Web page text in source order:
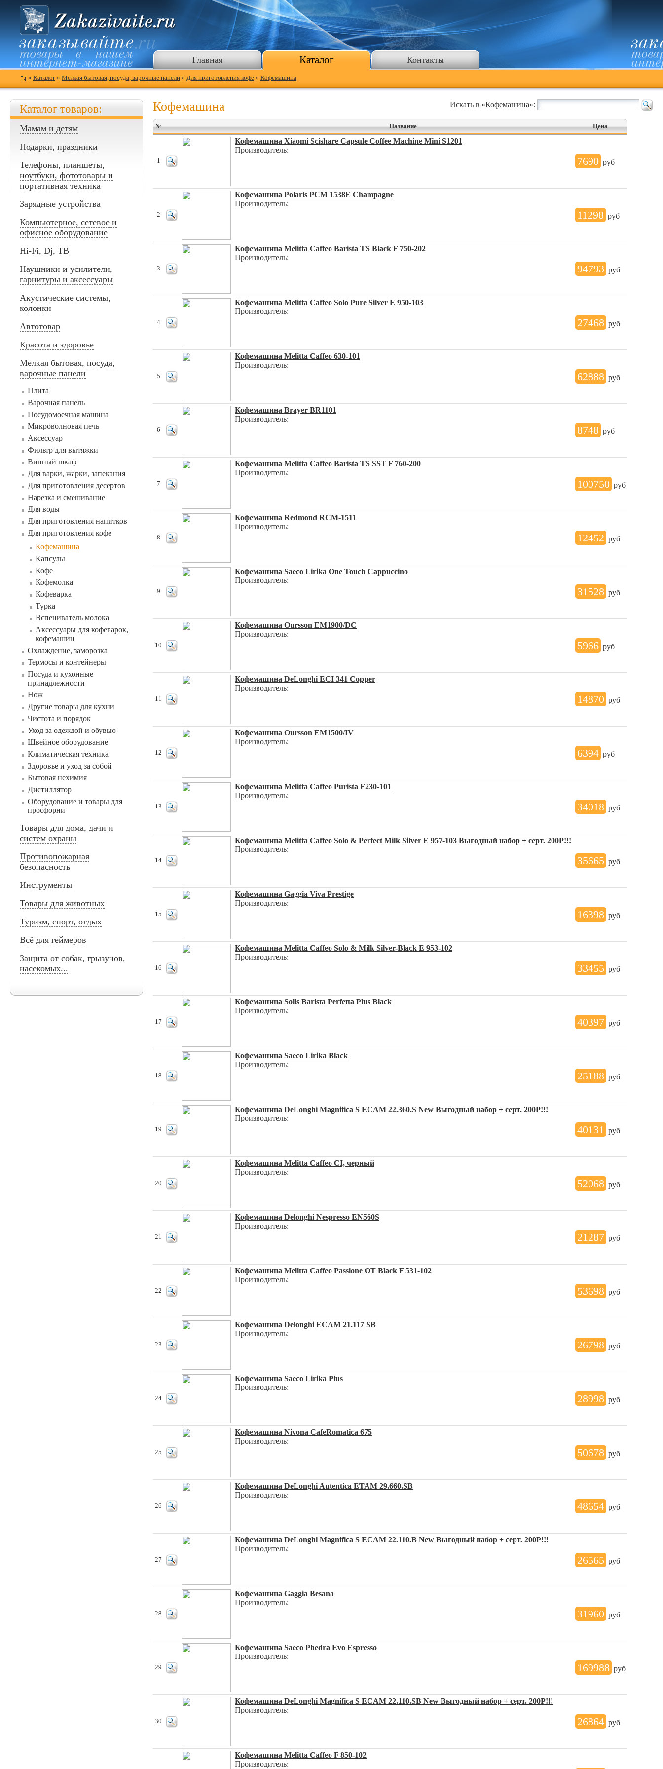
Главная Каталог Контакты
» Каталог » Мелкая бытовая, посуда, варочные панели » Для приготовления кофе » Кофемашина
Каталог товаров:
Мамам и детям
Подарки, праздники
Телефоны, планшеты,
ноутбуки, фототовары и
портативная техника
Зарядные устройства
Компьютерное, сетевое и
офисное оборудование
Hi-Fi, Dj, ТВ
Наушники и усилители,
гарнитуры и аксессуары
Акустические системы,
колонки
Автотовар
Красота и здоровье
Мелкая бытовая, посуда,
варочные панели
Плита
Варочная панель
Посудомоечная машина
Микроволновая печь
Аксессуар
Фильтр для вытяжки
Винный шкаф
Для варки, жарки, запекания
Для приготовления десертов
Нарезка и смешивание
Для воды
Для приготовления напитков
Для приготовления кофе
Кофемашина
Капсулы
Кофе
Кофемолка
Кофеварка
Турка
Вспениватель молока
Аксессуары для кофеварок,
кофемашин
Охлаждение, заморозка
Термосы и контейнеры
Посуда и кухонные
принадлежности
Нож
Другие товары для кухни
Чистота и порядок
Уход за одеждой и обувью
Швейное оборудование
Климатическая техника
Здоровье и уход за собой
Бытовая нехимия
Дистиллятор
Оборудование и товары для
просфорни
Товары для дома, дачи и
систем охраны
Противопожарная
безопасность
Инструменты
Товары для животных
Туризм, спорт, отдых
Всё для геймеров
Защита от собак, грызунов,
насекомых...
Искать в «Кофемашина»:
Кофемашина
№ Название Цена
1
Кофемашина Xiaomi Scishare Capsule Coffee Machine Mini S1201
Производитель:
7690 руб
2
Кофемашина Polaris PCM 1538E Champagne
Производитель:
11298 руб
3
Кофемашина Melitta Caffeo Barista TS Black F 750-202
Производитель:
94793 руб
4
Кофемашина Melitta Caffeo Solo Pure Silver E 950-103
Производитель:
27468 руб
5
Кофемашина Melitta Caffeo 630-101
Производитель:
62888 руб
6
Кофемашина Brayer BR1101
Производитель:
8748 руб
7
Кофемашина Melitta Caffeo Barista TS SST F 760-200
Производитель:
100750 руб
8
Кофемашина Redmond RCM-1511
Производитель:
12452 руб
9
Кофемашина Saeco Lirika One Touch Cappuccino
Производитель:
31528 руб
10
Кофемашина Oursson EM1900/DC
Производитель:
5966 руб
11
Кофемашина DeLonghi ECI 341 Copper
Производитель:
14870 руб
12
Кофемашина Oursson EM1500/IV
Производитель:
6394 руб
13
Кофемашина Melitta Caffeo Purista F230-101
Производитель:
34018 руб
14
Кофемашина Melitta Caffeo Solo & Perfect Milk Silver E 957-103 Выгодный набор + серт. 200Р!!!
Производитель:
35665 руб
15
Кофемашина Gaggia Viva Prestige
Производитель:
16398 руб
16
Кофемашина Melitta Caffeo Solo & Milk Silver-Black E 953-102
Производитель:
33455 руб
17
Кофемашина Solis Barista Perfetta Plus Black
Производитель:
40397 руб
18
Кофемашина Saeco Lirika Black
Производитель:
25188 руб
19
Кофемашина DeLonghi Magnifica S ECAM 22.360.S New Выгодный набор + серт. 200Р!!!
Производитель:
40131 руб
20
Кофемашина Melitta Caffeo CI, черный
Производитель:
52068 руб
21
Кофемашина Delonghi Nespresso EN560S
Производитель:
21287 руб
22
Кофемашина Melitta Caffeo Passione OT Black F 531-102
Производитель:
53698 руб
23
Кофемашина Delonghi ECAM 21.117 SB
Производитель:
26798 руб
24
Кофемашина Saeco Lirika Plus
Производитель:
28998 руб
25
Кофемашина Nivona CafeRomatica 675
Производитель:
50678 руб
26
Кофемашина DeLonghi Autentica ETAM 29.660.SB
Производитель:
48654 руб
27
Кофемашина DeLonghi Magnifica S ECAM 22.110.B New Выгодный набор + серт. 200Р!!!
Производитель:
26565 руб
28
Кофемашина Gaggia Besana
Производитель:
31960 руб
29
Кофемашина Saeco Phedra Evo Espresso
Производитель:
169988 руб
30
Кофемашина DeLonghi Magnifica S ECAM 22.110.SB New Выгодный набор + серт. 200Р!!!
Производитель:
26864 руб
Кофемашина Melitta Caffeo F 850-102
Производитель: